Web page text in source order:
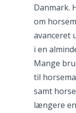
Danmark.
om
avanceret
i en
Mange
til
samt
længere